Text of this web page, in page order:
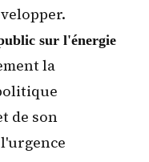
sur l'énergie
la
de son